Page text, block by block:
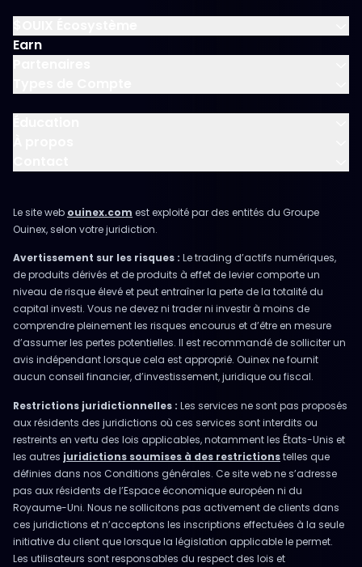
Earn
Le site web ouinex.com est exploité par des entités du Groupe
Ouinex, selon votre juridiction.
Avertissement sur les risques : Le trading d’actifs numériques,
de produits dérivés et de produits à effet de levier comporte un
niveau de risque élevé et peut entraîner la perte de la totalité du
capital investi. Vous ne devez ni trader ni investir à moins de
comprendre pleinement les risques encourus et d’être en mesure
d’assumer les pertes potentielles. Il est recommandé de solliciter un
avis indépendant lorsque cela est approprié. Ouinex ne fournit
aucun conseil financier, d’investissement, juridique ou fiscal.
Restrictions juridictionnelles : Les services ne sont pas proposés
aux résidents des juridictions où ces services sont interdits ou
restreints en vertu des lois applicables, notamment les États-Unis et
les autres juridictions soumises à des restrictionstelles que
définies dans nos Conditions générales. Ce site web ne s’adresse
pas aux résidents de l’Espace économique européen ni du
Royaume-Uni. Nous ne sollicitons pas activement de clients dans
ces juridictions et n’acceptons les inscriptions effectuées à la seule
initiative du client que lorsque la législation applicable le permet.
Les utilisateurs sont responsables du respect des lois et